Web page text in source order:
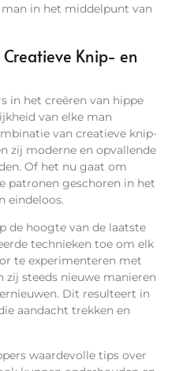
in het middelpunt van
Knip- en
in het creëren van hippe
van elke man
van creatieve knip-
zij moderne en opvallende
Of het nu gaat om
patronen geschoren in het
eindeloos.
de hoogte van de laatste
technieken toe om elk
te experimenteren met
zij steeds nieuwe manieren
Dit resulteert in
aandacht trekken en
waardevolle tips over